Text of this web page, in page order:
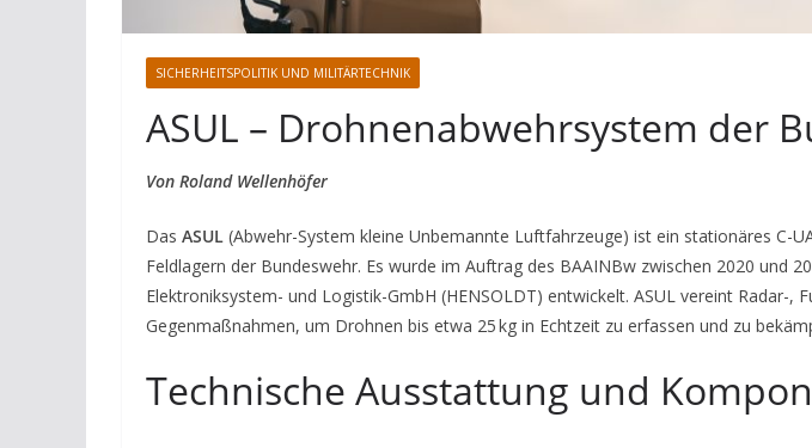
SICHERHEITSPOLITIK UND MILITÄRTECHNIK
ASUL – Drohnenabwehrsystem der
Von Roland Wellenhöfer
Das ASUL (Abwehr-System kleine Unbemannte Luftfahrzeuge) ist ein stationäres C-
Feldlagern der Bundeswehr. Es wurde im Auftrag des BAAINBw zwischen 2020 und
Elektroniksystem- und Logistik-GmbH (HENSOLDT) entwickelt. ASUL vereint Radar-,
Gegenmaßnahmen, um Drohnen bis etwa 25 kg in Echtzeit zu erfassen und zu
Technische Ausstattung und